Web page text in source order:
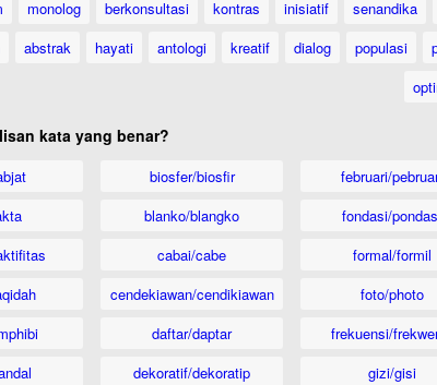
monolog berkonsultasi kontras inisiatif senandika
abstrak hayati antologi kreatif dialog populasi
kata yang benar?
biosfer/biosfir
blanko/blangko
cabai/cabe
cendekiawan/cendikiawan
daftar/daptar
dekoratif/dekoratip
februari/
fondasi/
formal/formil
foto/photo
frekuensi/
gizi/gisi